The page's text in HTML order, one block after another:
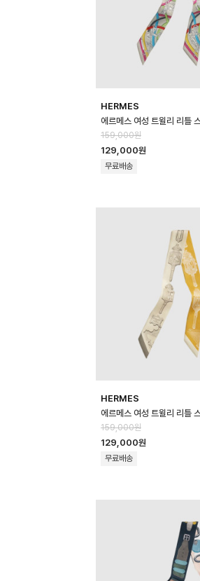
HERMES
159,000원
129,000원
무료배송
HERMES
159,000원
129,000원
무료배송